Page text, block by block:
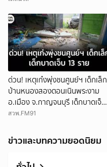
ด่วน! เหตุเก๋งพุ่งชนศูนย์ฯ เด็กเล็ก
บ้านหนองสองตอนเนินพระงาม
อ.เมือง จ.กาญจนบุรี เด็กบาดเจ็บ
13 ราย
สวพ.FM91
ข่าวและบทความยอดนิยม